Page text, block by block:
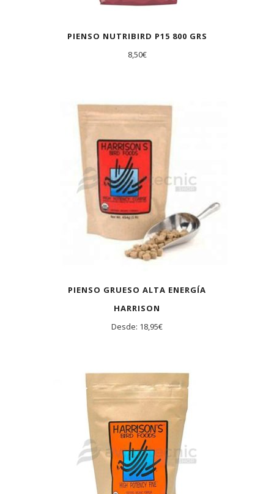
PIENSO NUTRIBIRD P15 800 GRS
8,50€
PIENSO GRUESO ALTA ENERGÍA
HARRISON
Desde: 18,95€